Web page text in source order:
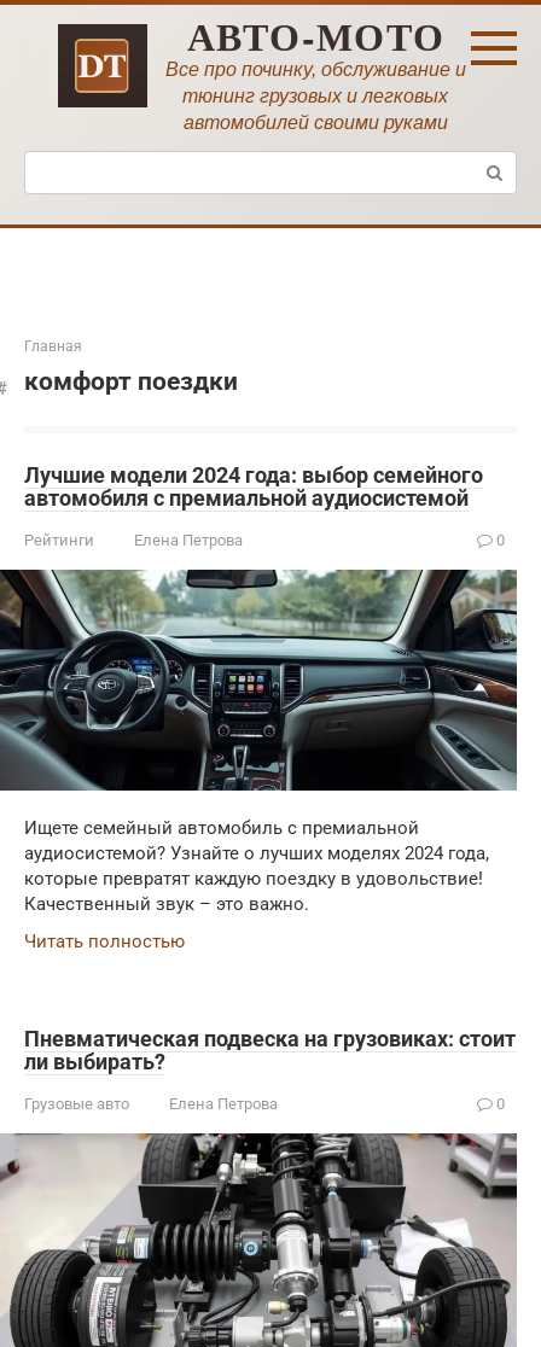
Перейти
АВТО-МОТО
Все про починку, обслуживание и
тюнинг грузовых и легковых
автомобилей своими руками
Поиск:
Главная
комфорт поездки
Лучшие модели 2024 года: выбор семейного
автомобиля с премиальной аудиосистемой
Рейтинги Елена Петрова 0
Ищете семейный автомобиль с премиальной
аудиосистемой? Узнайте о лучших моделях 2024 года,
которые превратят каждую поездку в удовольствие!
Качественный звук – это важно.
Читать полностью
Пневматическая подвеска на грузовиках: стоит
ли выбирать?
Грузовые авто Елена Петрова 0